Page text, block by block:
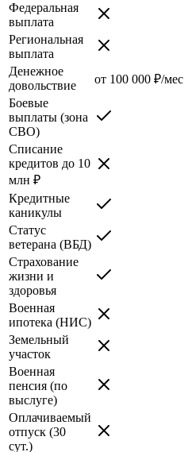
Федеральная
выплата
Региональная
выплата
Денежное
довольствие
от 100 000 ₽/мес
Боевые
выплаты (зона
СВО)
Списание
кредитов до 10
млн ₽
Кредитные
каникулы
Статус
ветерана (ВБД)
Страхование
жизни и
здоровья
Военная
ипотека (НИС)
Земельный
участок
Военная
пенсия (по
выслуге)
Оплачиваемый
отпуск (30
сут.)